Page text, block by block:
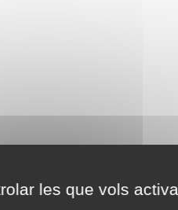
les que vols